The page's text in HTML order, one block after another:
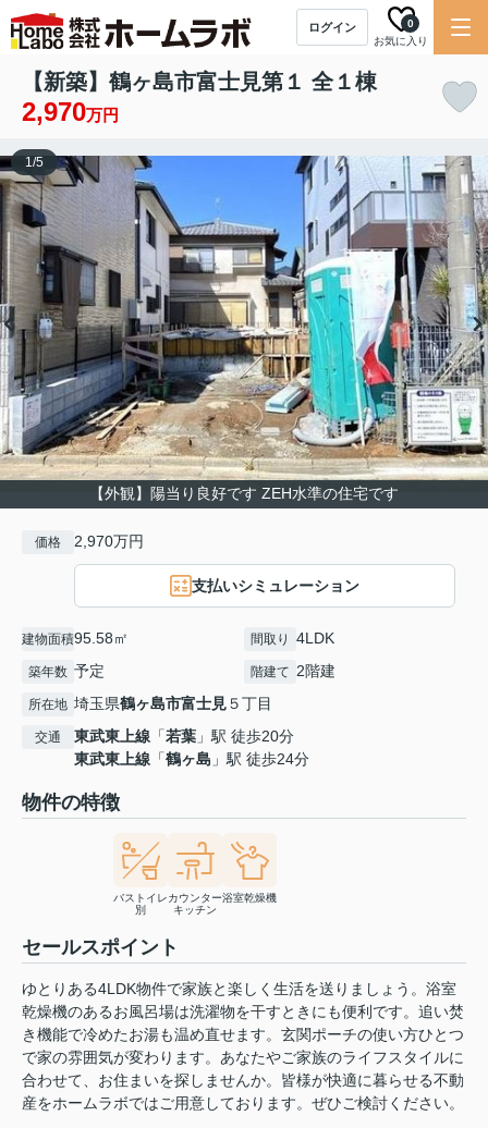
ログイン
お気に入り
0
【新築】鶴ヶ島市富士見第１ 全１棟
2,970万円
【外観】陽当り良好です ZEH水準の住宅です
1/5
価格 2,970万円
支払いシミュレーション
建物面積95.58㎡ 間取り 4LDK
築年数 予定 階建て 2階建
所在地 埼玉県鶴ヶ島市富士見５丁目
交通 東武東上線 「若葉 」駅 徒歩20分
東武東上線 「鶴ヶ島 」駅 徒歩24分
物件の特徴
バストイレ
別
カウンター
キッチン
浴室乾燥機
セールスポイント
ゆとりある4LDK物件で家族と楽しく生活を送りましょう。浴室
乾燥機のあるお風呂場は洗濯物を干すときにも便利です。追い焚
き機能で冷めたお湯も温め直せます。玄関ポーチの使い方ひとつ
で家の雰囲気が変わります。あなたやご家族のライフスタイルに
合わせて、お住まいを探しませんか。皆様が快適に暮らせる不動
産をホームラボではご用意しております。ぜひご検討ください。